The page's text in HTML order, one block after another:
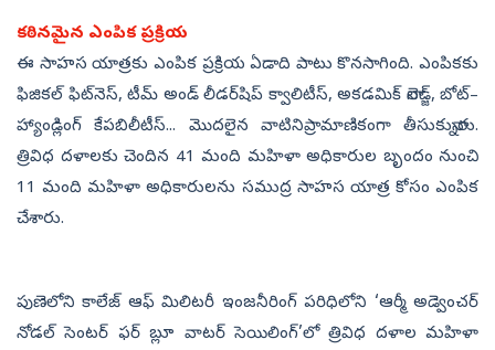
కఠినమైన ఎంపిక ప్రక్రియ
ఈ సాహస యాత్రకు ఎంపిక ప్రక్రియ ఏడాది పాటు కొనసాగింది. ఎంపికకు
ఫిజికల్‌ ఫిట్‌నెస్, టీమ్‌ అండ్‌ లీడర్‌షిప్‌ క్వాలిటీస్, అకడమిక్‌ నాలెడ్జ్, బోట్‌–
హ్యాండ్లింగ్‌ కేపబిలీటీస్‌... మొదలైన వాటినిప్రామాణికంగా తీసుకున్నారు.
త్రివిధ దళాలకు చెందిన 41 మంది మహిళా అధికారుల బృందం నుంచి
11 మంది మహిళా అధికారులను సముద్ర సాహస యాత్ర కోసం ఎంపిక
చేశారు.
పుణెలోని కాలేజ్‌ ఆఫ్‌ మిలిటరీ ఇంజనీరింగ్‌ పరిధిలోని ‘ఆర్మీ అడ్వెంచర్‌
నోడల్‌ సెంటర్‌ ఫర్‌ బ్లూ వాటర్‌ సెయిలింగ్‌’లో త్రివిధ దళాల మహిళా